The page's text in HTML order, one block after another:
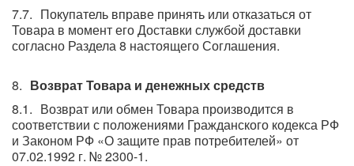
Покупатель вправе принять или отказаться от
Товара в момент его Доставки службой доставки
согласно Раздела 8 настоящего Соглашения.
Возврат Товара и денежных средств
Возврат или обмен Товара производится в
соответствии с положениями Гражданского кодекса РФ
и Законом РФ «О защите прав потребителей» от
07.02.1992 г. № 2300-1.